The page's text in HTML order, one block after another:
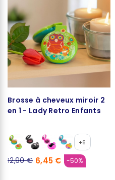
Brosse à cheveux miroir 2
en 1 - Lady Retro Enfants
+6
12,90 € 6,45 € -50%